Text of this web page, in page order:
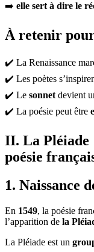
➡️ elle sert à dire le
À retenir
✔️ La Renaissance
✔️ Les poètes
✔️ Le sonnet devient
✔️ La poésie peut être
II. La Pléiade
poésie
1. Naissance
En 1549, la poésie
l’apparition de la
La Pléiade est un